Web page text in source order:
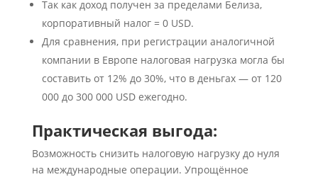
Так как доход получен за пределами Белиза,
корпоративный налог = 0 USD.
Для сравнения, при регистрации аналогичной
компании в Европе налоговая нагрузка могла бы
составить от 12% до 30%, что в деньгах — от 120
000 до 300 000 USD ежегодно.
Практическая выгода:
Возможность снизить налоговую нагрузку до нуля
на международные операции. Упрощённое